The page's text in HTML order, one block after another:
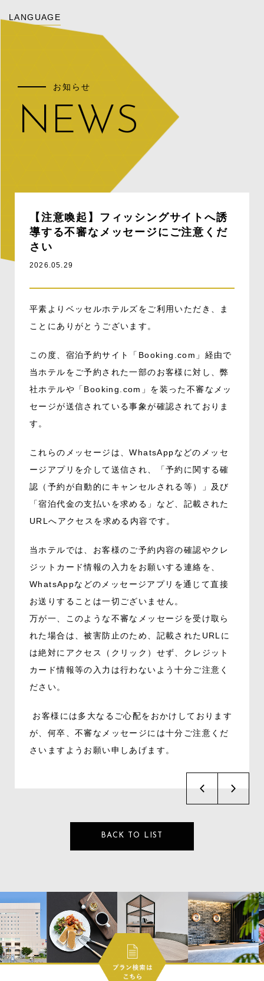
LANGUAGE
お知らせ
NEWS
【注意喚起】フィッシングサイトへ誘
導する不審なメッセージにご注意くだ
さい
2026.05.29
平素よりベッセルホテルズをご利用いただき、ま
ことにありがとうございます。
この度、宿泊予約サイト「 Booking.com 」経由で
当ホテルをご予約された一部のお客様に対し、弊
社ホテルや「 Booking.com 」を装った不審なメッ
セージが送信されている事象が確認されておりま
す。
これらのメッセージは、WhatsAppなどのメッセ
ージアプリを介して送信され、「予約に関する確
認（予約が自動的にキャンセルされる等）」及び
「宿泊代金の支払いを求める」など、記載された
URLへアクセスを求める内容です。
当ホテルでは、お客様のご予約内容の確認やクレ
ジットカード情報の入力をお願いする連絡を、
WhatsAppなどのメッセージアプリを通じて直接
お送りすることは一切ございません。
万が一、このような不審なメッセージを受け取ら
れた場合は、被害防止のため、記載された URL に
は絶対にアクセス（クリック）せず、クレジット
カード情報等の入力は行わないよう十分ご注意く
ださい。
お客様には多大なるご心配をおかけしております
が、何卒、不審なメッセージには十分ご注意くだ
さいますようお願い申しあげます。
BACK TO LIST